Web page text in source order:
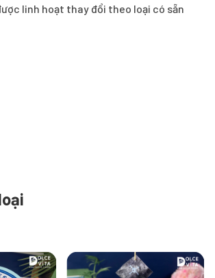
linh hoạt thay đổi theo loại có sẵn